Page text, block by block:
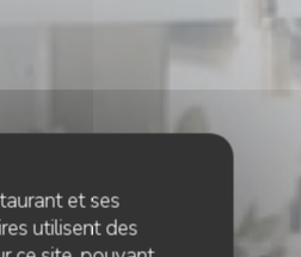
et ses
utilisent des